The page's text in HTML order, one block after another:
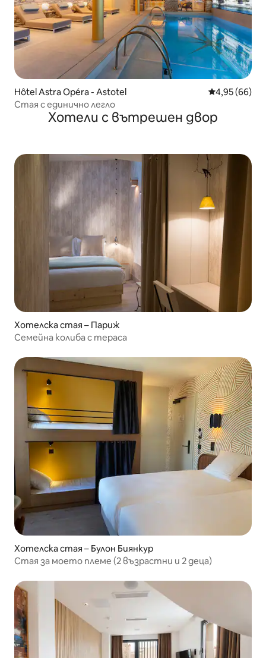
Hôtel Astra Opéra - Astotel Средна
4,95 (66)
Стая с единично легло
Хотели с вътрешен двор
Хотелска стая – Париж
Семейна колиба с тераса
Хотелска стая – Булон Биянкур
Стая за моето племе (2 възрастни и 2 деца)